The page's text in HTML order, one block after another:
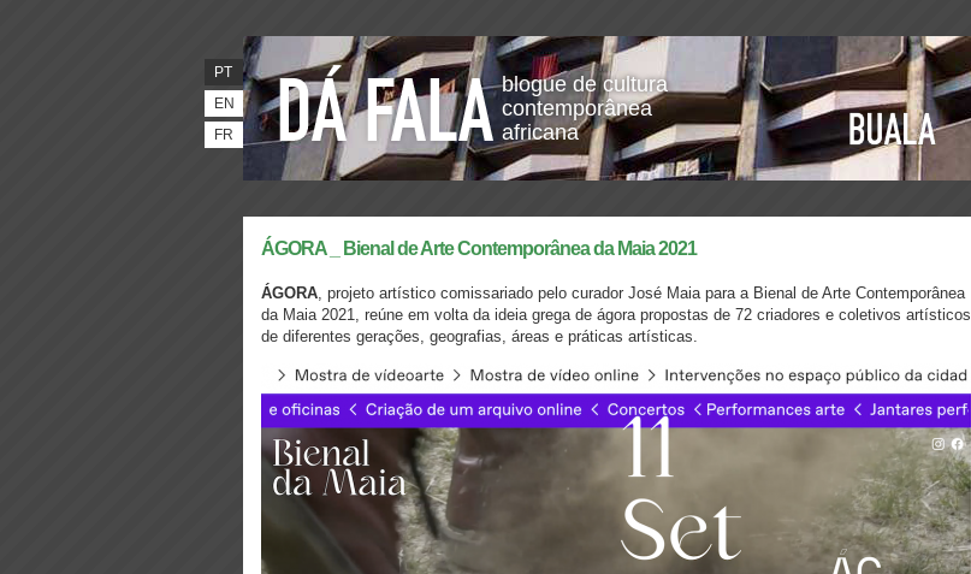
blogue de cultura
contemporânea
africana
PT
EN
FR
ÁGORA _ Bienal de Arte Contemporânea da Maia 2021
ÁGORA, projeto artístico comissariado pelo curador José Maia para a Bienal de Arte Contemporânea
da Maia 2021, reúne em volta da ideia grega de ágora propostas de 72 criadores e coletivos artísticos
de diferentes gerações, geografias, áreas e práticas artísticas.